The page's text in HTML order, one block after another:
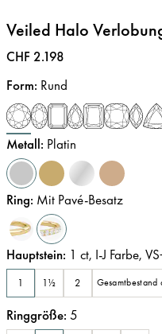
Veiled Halo
Preis
CHF 2.198
Form: Rund
Metall: Platin
Ring: Mit Pavé-Besatz
Hauptstein: 1 ct, I-J Farbe,
1 1½ 2 Gesamtbestand
Ringgröße: 5